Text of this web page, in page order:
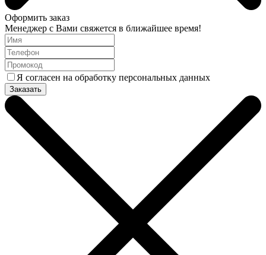
Оформить заказ
Менеджер с Вами свяжется в ближайшее время!
Я согласен на обработку персональных данных
Заказать